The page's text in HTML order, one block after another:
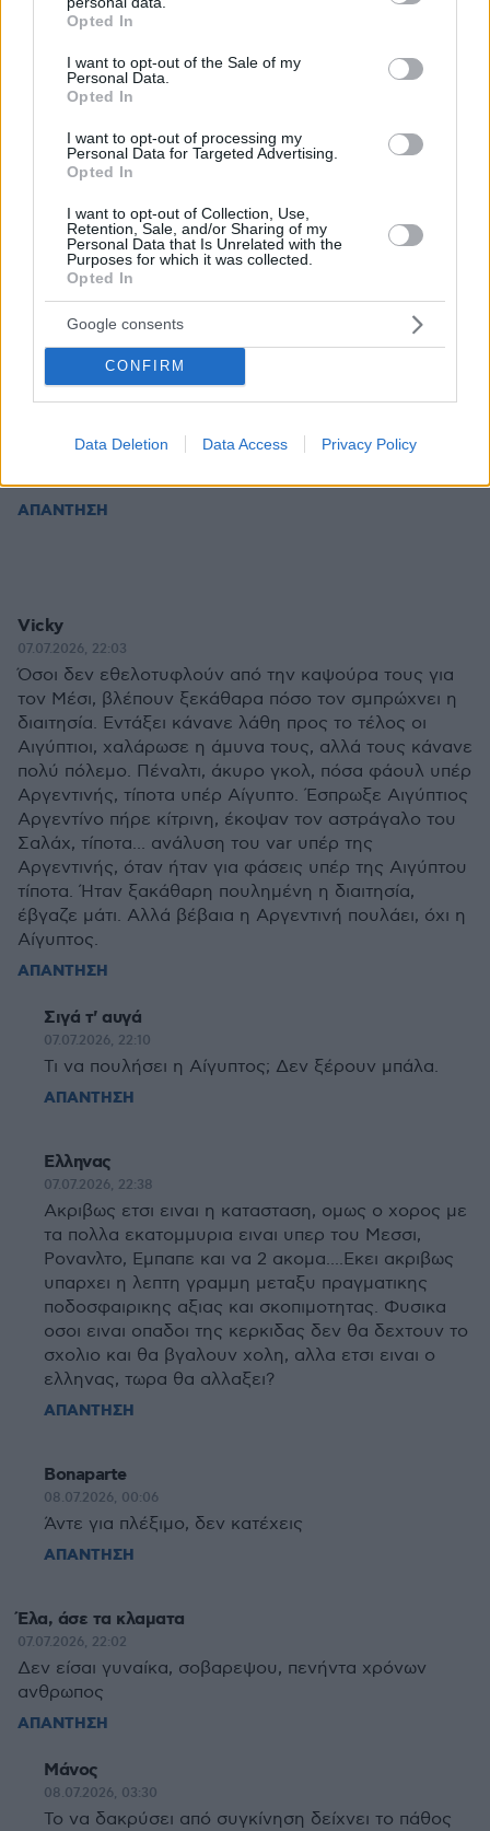
grant or deny consent to Google and its third-party tags to
use your data for below specified purposes in below Google
consent section.
Opted In
I want to opt-out of the Sale of my
Personal Data.
Opted In
I want to opt-out of processing my
Personal Data for Targeted Advertising.
Opted In
I want to opt-out of Collection, Use,
Retention, Sale, and/or Sharing of my
Personal Data that Is Unrelated with the
Purposes for which it was collected.
Opted In
Google consents
CONFIRM
Data Deletion Data Access Privacy Policy
08.07.2026, 00:46
Άσε μας ρε ποντικομαμη....ο άνθρωπος με τον
κοροϊδεύουν. Πόσα έδωσαν στους διαιτητές? Πόσα?
ΑΠΑΝΤΗΣΗ
Γιώργος
07.07.2026, 23:56
Ο GOAT μίλησε πάλι! Και αφήστε τον κλαψιάρη
ΑΠΑΝΤΗΣΗ
Μιχαλης
Είμαστε τυχεροί που ζούμε την εποχή του Μέσι Ο
ΑΠΑΝΤΗΣΗ
Vicky
07.07.2026, 22:03
Όσοι δεν εθελοτυφλούν από την καψούρα τους για
τον Μέσι, βλέπουν ξεκάθαρα πόσο τον σμπρώχνει η
διαιτησία. Εντάξει κάνανε λάθη προς το τέλος οι
Αιγύπτιοι, χαλάρωσε η άμυνα τους, αλλά τους κάνανε
πολύ πόλεμο. Πέναλτι, άκυρο γκολ, πόσα φάουλ υπέρ
Αργεντινής, τίποτα υπέρ Αίγυπτο. Έσπρωξε Αιγύπτιος
Αργεντίνο πήρε κίτρινη, έκοψαν τον αστράγαλο του
Σαλάχ, τίποτα... ανάλυση του var υπέρ της
Αργεντινής, όταν ήταν για φάσεις υπέρ της Αιγύπτου
τίποτα. Ήταν ξακάθαρη πουλημένη η διαιτησία,
έβγαζε μάτι. Αλλά βέβαια η Αργεντινή πουλάει, όχι η
Αίγυπτος.
ΑΠΑΝΤΗΣΗ
Σιγά τ' αυγά
07.07.2026, 22:10
Τι να πουλήσει η Αίγυπτος; Δεν ξέρουν μπάλα.
ΑΠΑΝΤΗΣΗ
Ελληνας
07.07.2026, 22:38
Ακριβως ετσι ειναι η κατασταση, ομως ο χορος με
τα πολλα εκατομμυρια ειναι υπερ του Μεσσι,
Ρονανλτο, Εμπαπε και να 2 ακομα....Εκει ακριβως
υπαρχει η λεπτη γραμμη μεταξυ πραγματικης
ποδοσφαιρικης αξιας και σκοπιμοτητας. Φυσικα
οσοι ειναι οπαδοι της κερκιδας δεν θα δεχτουν το
σχολιο και θα βγαλουν χολη, αλλα ετσι ειναι ο
ελληνας, τωρα θα αλλαξει?
ΑΠΑΝΤΗΣΗ
Bonaparte
08.07.2026, 00:06
Άντε για πλέξιμο, δεν κατέχεις
ΑΠΑΝΤΗΣΗ
Έλα, άσε τα κλαματα
07.07.2026, 22:02
Δεν είσαι γυναίκα, σοβαρεψου, πενήντα χρόνων
ανθρωπος
ΑΠΑΝΤΗΣΗ
Μάνος
08.07.2026, 03:30
Το να δακρύσει από συγκίνηση δείχνει το πάθος